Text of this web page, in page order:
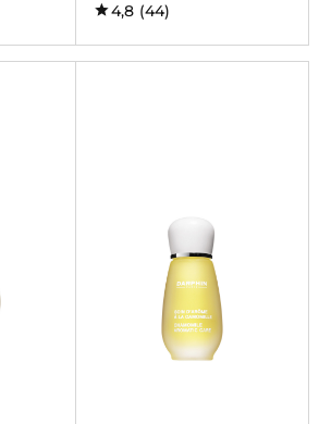
4,8 (44)